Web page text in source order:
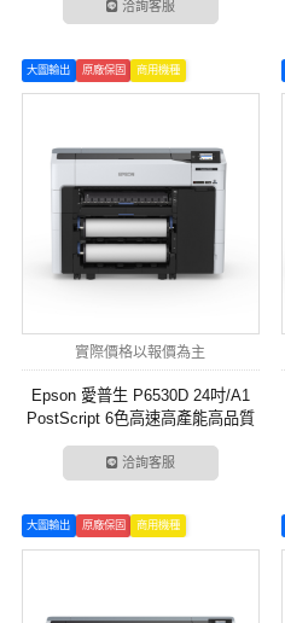
洽詢客服
大圖輸出 原廠保固 商用機種
實際價格以報價為主
Epson 愛普生 P6530D 24吋/A1
PostScript 6色高速高產能高品質
影像繪圖機
洽詢客服
大圖輸出 原廠保固 商用機種